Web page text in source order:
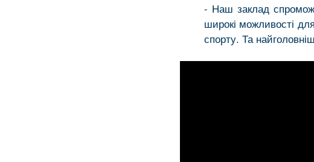
- Наш заклад
широкі можливості
спорту. Та